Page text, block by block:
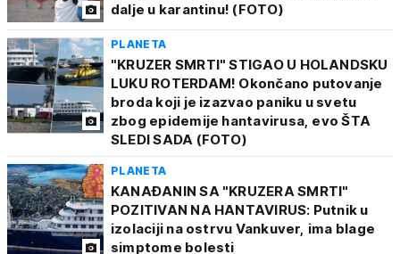
dalje u karantinu! (FOTO)
PLANETA
"KRUZER SMRTI" STIGAO U HOLANDSKU
LUKU ROTERDAM! Okončano putovanje
broda koji je izazvao paniku u svetu
zbog epidemije hantavirusa, evo ŠTA
SLEDI SADA (FOTO)
PLANETA
KANAĐANIN SA "KRUZERA SMRTI"
POZITIVAN NA HANTAVIRUS: Putnik u
izolaciji na ostrvu Vankuver, ima blage
simptome bolesti